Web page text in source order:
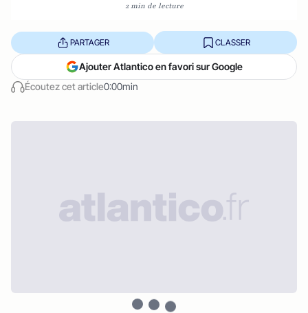
2 min de lecture
Écoutez cet article0:00min
PARTAGER CLASSER
Ajouter Atlantico en favori sur Google